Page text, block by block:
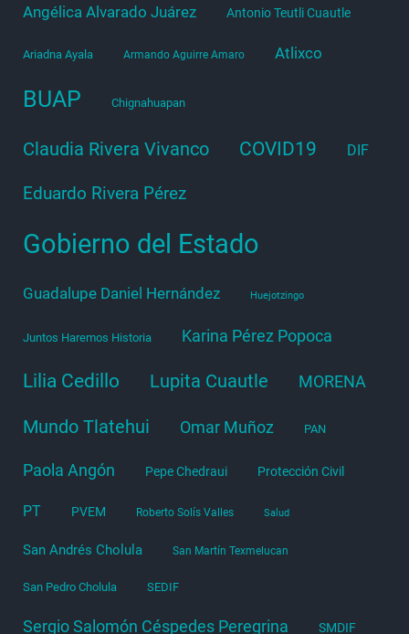
Angélica Alvarado Juárez Antonio Teutli Cuautle
Ariadna Ayala Armando Aguirre Amaro Atlixco
BUAP Chignahuapan
Claudia Rivera Vivanco COVID19 DIF
Eduardo Rivera Pérez
Gobierno del Estado
Guadalupe Daniel Hernández Huejotzingo
Juntos Haremos Historia Karina Pérez Popoca
Lilia Cedillo Lupita Cuautle MORENA
Mundo Tlatehui Omar Muñoz PAN
Paola Angón Pepe Chedraui Protección Civil
PT PVEM Roberto Solís Valles Salud
San Andrés Cholula San Martín Texmelucan
San Pedro Cholula SEDIF
Sergio Salomón Céspedes Peregrina SMDIF